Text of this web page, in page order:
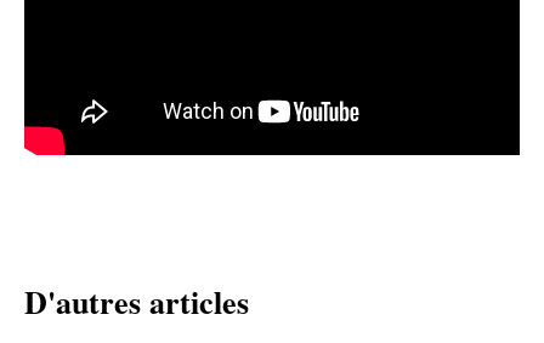
D'autres articles